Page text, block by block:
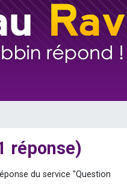
la jambe de Yohan
réponse)
du service "Question